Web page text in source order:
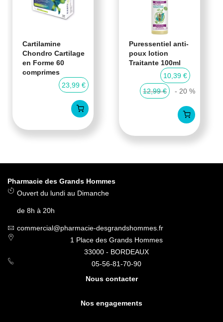
Cartilamine
Chondro Cartilage
en Forme 60
comprimes
23,99 €
Puressentiel anti-
poux lotion
Traitante 100ml
10,39 €
12,99 €
- 20 %
Pharmacie des Grands Hommes
Ouvert du lundi au Dimanche
de 8h à 20h
commercial@pharmacie-desgrandshommes.fr
1 Place des Grands Hommes
33000 - BORDEAUX
05-56-81-70-90
Nous contacter
Nos engagements